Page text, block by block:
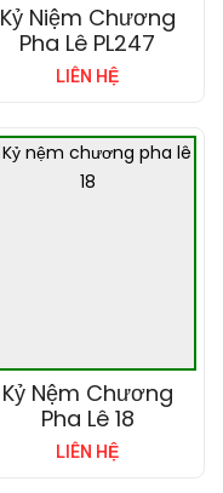
Kỷ Niệm Chương
Pha Lê PL247
LIÊN HỆ
Kỷ Nệm Chương
Pha Lê 18
LIÊN HỆ